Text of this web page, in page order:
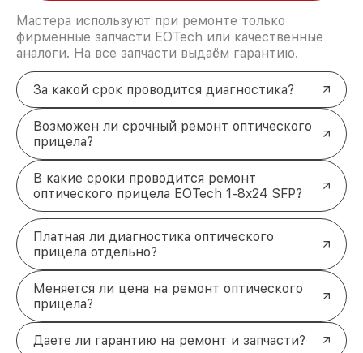
Мастера используют при ремонте только
фирменные запчасти EOTech или качественные
аналоги. На все запчасти выдаём гарантию.
За какой срок проводится диагностика?
Возможен ли срочный ремонт оптического
прицела?
В какие сроки проводится ремонт
оптического прицела EOTech 1-8x24 SFP?
Платная ли диагностика оптического
прицела отдельно?
Меняется ли цена на ремонт оптического
прицела?
Даете ли гарантию на ремонт и запчасти?